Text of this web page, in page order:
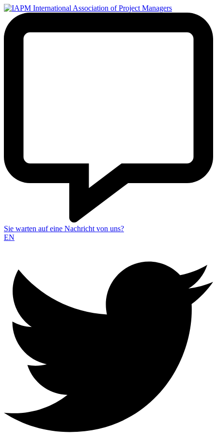
Sie warten auf eine Nachricht von uns?
EN